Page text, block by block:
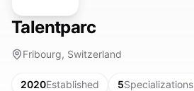
Talentparc
Fribourg, Switzerland
2020Established 5Specializations